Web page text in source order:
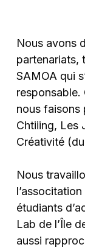
Nous avons
partenariats,
SAMOA qui
responsable.
nous faisons
Chtiiing, Les
Créativité
Nous
étudiants
Lab de l’Île
aussi